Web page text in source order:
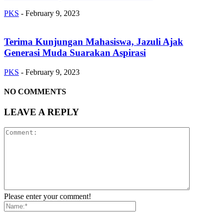
PKS - February 9, 2023
Terima Kunjungan Mahasiswa, Jazuli Ajak
Generasi Muda Suarakan Aspirasi
PKS - February 9, 2023
NO COMMENTS
LEAVE A REPLY
Please enter your comment!